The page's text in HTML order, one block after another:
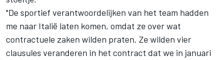
"De sportief verantwoordelijken van het team hadden
me naar Italië laten komen, omdat ze over wat
contractuele zaken wilden praten. Ze wilden vier
clausules veranderen in het contract dat we in januari